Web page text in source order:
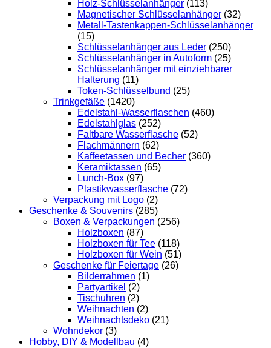
Holz-Schlüsselanhänger (113)
Magnetischer Schlüsselanhänger (32)
Metall-Tastenkappen-Schlüsselanhänger
(15)
Schlüsselanhänger aus Leder (250)
Schlüsselanhänger in Autoform (25)
Schlüsselanhänger mit einziehbarer
Halterung (11)
Token-Schlüsselbund (25)
Trinkgefäße (1420)
Edelstahl-Wasserflaschen (460)
Edelstahlglas (252)
Faltbare Wasserflasche (52)
Flachmännern (62)
Kaffeetassen und Becher (360)
Keramiktassen (65)
Lunch-Box (97)
Plastikwasserflasche (72)
Verpackung mit Logo (2)
Geschenke & Souvenirs (285)
Boxen & Verpackungen (256)
Holzboxen (87)
Holzboxen für Tee (118)
Holzboxen für Wein (51)
Geschenke für Feiertage (26)
Bilderrahmen (1)
Partyartikel (2)
Tischuhren (2)
Weihnachten (2)
Weihnachtsdeko (21)
Wohndekor (3)
Hobby, DIY & Modellbau (4)